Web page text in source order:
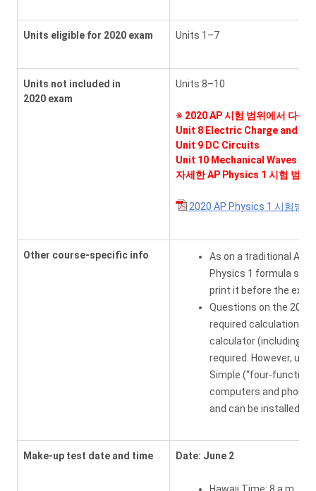
Units eligible for 2020 exam Units 1–7
Units not included in
2020 exam
Units 8–10
※ 2020 AP 시험 범위에서 다음
Unit 8 Electric Charge and
Unit 9 DC Circuits
Unit 10 Mechanical Waves
자세한 AP Physics 1 시험 범위
2020 AP Physics 1 시험범
Other course-specific info
As on a traditional AP
Physics 1 formula
print it before the
Questions on the 2020
required calculations
calculator (including
required. However,
Simple (“four-
computers and
and can be installed
Make-up test date and time Date: June 2